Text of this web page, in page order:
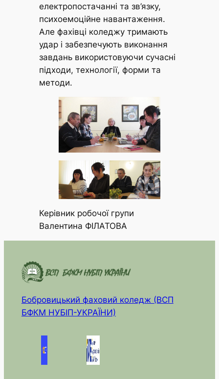
електропостачанні та зв’язку,
психоемоційне навантаження.
Але фахівці коледжу тримають
удар і забезпечують виконання
завдань використовуючи сучасні
підходи, технології, форми та
методи.
Керівник робочої групи
Валентина ФІЛАТОВА
Бобровицький фаховий коледж (ВСП
БФКМ НУБІП-УКРАЇНИ)